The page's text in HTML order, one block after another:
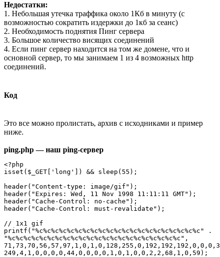
Недостатки:
1. Небольшая утечка траффика около 1Кб в минуту (с
возможностью сократить издержки до 1кб за сеанс)
2. Необходимость поднятия Пинг сервера
3. Большое количество висящих соединений
4. Если пинг сервер находится на том же домене, что и
основной сервер, то мы занимаем 1 из 4 возможных http
соединений.
Код
Это все можно пролистать, архив с исходниками и пример
ниже.
ping.php — наш ping-сервер
<?php
isset($_GET['long']) && sleep(55);
header("Content-type: image/gif");
header("Expires: Wed, 11 Nov 1998 11:11:11 GMT");
header("Cache-Control: no-cache");
header("Cache-Control: must-revalidate");
// 1x1 gif
printf("%c%c%c%c%c%c%c%c%c%c%c%c%c%c%c%c%c%c%c%c%c" .
"%c%c%c%c%c%c%c%c%c%c%c%c%c%c%c%c%c%c%c%c%c%c",
249,4,1,0,0,0,0,44,0,0,0,0,1,0,1,0,0,2,2,68,1,0,59);